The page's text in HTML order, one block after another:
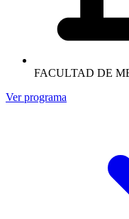
FACULTAD DE
Ver programa